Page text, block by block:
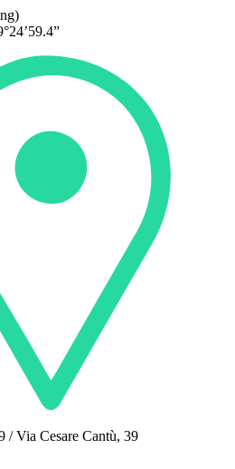
/ Via Cesare Cantù, 39